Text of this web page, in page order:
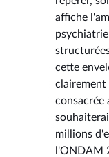
affiche
cette
consacrée
millions
l'ONDAM